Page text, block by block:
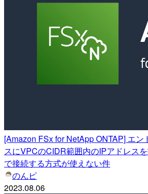
[Amazon FSx for NetApp ONTAP] エン
スにVPCのCIDR範囲内のIPアドレス
で接続する方式が使えない件
のんピ
2023.08.06